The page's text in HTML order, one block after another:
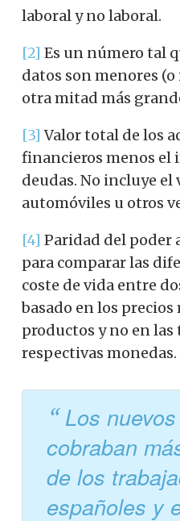
laboral y no laboral.
[2] Es un número tal
datos son menores (o
otra mitad más
[3] Valor total de los
financieros menos el
deudas. No incluye el
automóviles u otros
[4] Paridad del poder
para comparar las
coste de vida entre
basado en los precios
productos y no en las
respectivas monedas.
Los
cobraban
de los
españoles y